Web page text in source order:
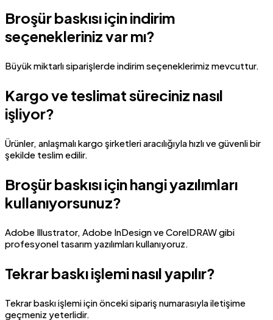
Broşür baskısı için indirim
seçenekleriniz var mı?
Büyük miktarlı siparişlerde indirim seçeneklerimiz mevcuttur.
Kargo ve teslimat süreciniz nasıl
işliyor?
Ürünler, anlaşmalı kargo şirketleri aracılığıyla hızlı ve güvenli bir
şekilde teslim edilir.
Broşür baskısı için hangi yazılımları
kullanıyorsunuz?
Adobe Illustrator, Adobe InDesign ve CorelDRAW gibi
profesyonel tasarım yazılımları kullanıyoruz.
Tekrar baskı işlemi nasıl yapılır?
Tekrar baskı işlemi için önceki sipariş numarasıyla iletişime
geçmeniz yeterlidir.